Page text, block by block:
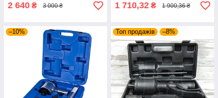
2 640 ₴ 3 000 ₴ 1 710,32 ₴ 1 900,36 ₴
–10% Топ продажів –8%